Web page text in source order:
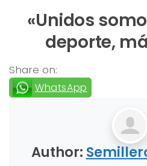
«Unidos
deporte,
Share on:
WhatsApp
Author: